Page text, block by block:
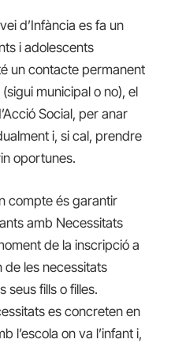
d’Infància es fa un
i adolescents
un contacte permanent
municipal o no), el
Social, per anar
i, si cal, prendre
oportunes.
compte és garantir
amb Necessitats
de la inscripció a
de les necessitats
seus fills o filles.
es concreten en
l’escola on va l’infant i,